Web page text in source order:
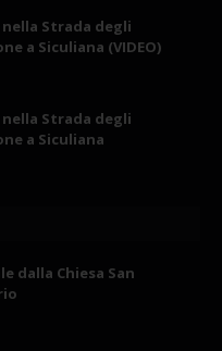
Strada degli
a Siculiana (VIDEO)
Strada degli
a Siculiana
dalla Chiesa San